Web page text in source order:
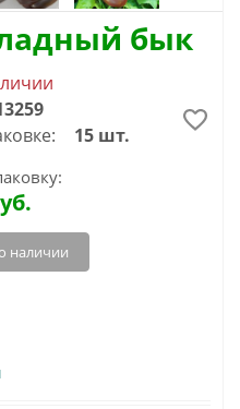
бык
15 шт.
наличии